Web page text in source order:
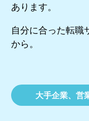
あります。
自分に合った転職
から。
大手企業、営